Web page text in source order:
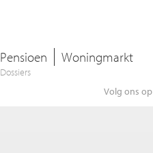
Pensioen Woningmarkt
Dossiers
Volg ons op